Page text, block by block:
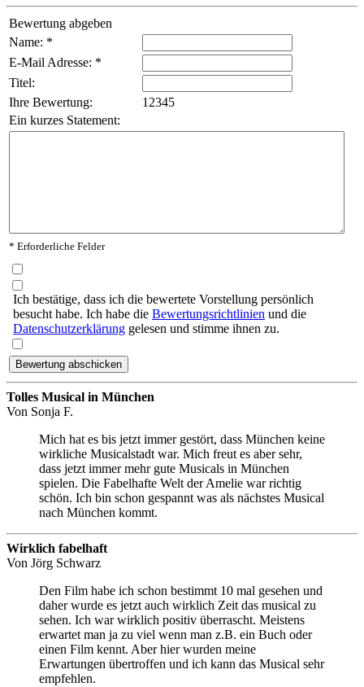
Bewertung abgeben
Name: *
E-Mail Adresse: *
Titel:
Ihre Bewertung:
1 2345
Ein kurzes Statement:
* Erforderliche Felder
Ich bestätige, dass ich die bewertete Vorstellung persönlich
besucht habe. Ich habe die Bewertungsrichtlinien und die
Datenschutzerklärung gelesen und stimme ihnen zu.
Tolles Musical in München
Von Sonja F.
Mich hat es bis jetzt immer gestört, dass München keine
wirkliche Musicalstadt war. Mich freut es aber sehr,
dass jetzt immer mehr gute Musicals in München
spielen. Die Fabelhafte Welt der Amelie war richtig
schön. Ich bin schon gespannt was als nächstes Musical
nach München kommt.
Wirklich fabelhaft
Von Jörg Schwarz
Den Film habe ich schon bestimmt 10 mal gesehen und
daher wurde es jetzt auch wirklich Zeit das musical zu
sehen. Ich war wirklich positiv überrascht. Meistens
erwartet man ja zu viel wenn man z.B. ein Buch oder
einen Film kennt. Aber hier wurden meine
Erwartungen übertroffen und ich kann das Musical sehr
empfehlen.